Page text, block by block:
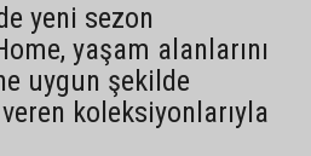
yeni sezon
yaşam alanlarını
uygun şekilde
koleksiyonlarıyla